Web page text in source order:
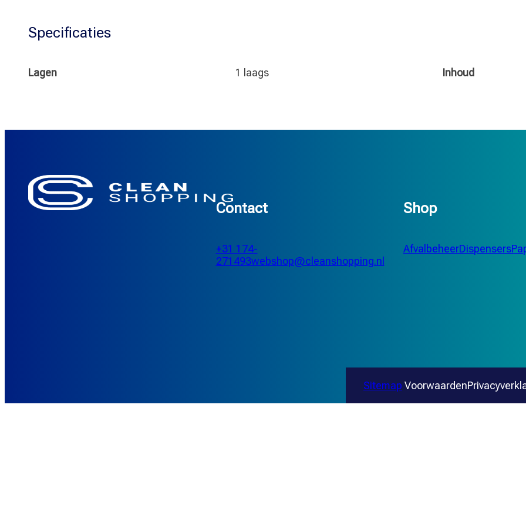
Specificaties
Lagen 1 laags Inhoud
Contact
+31 174-
271493webshop@cleanshopping.nl
Shop
AfvalbeheerDispensers
Sitemap Voorwaarden